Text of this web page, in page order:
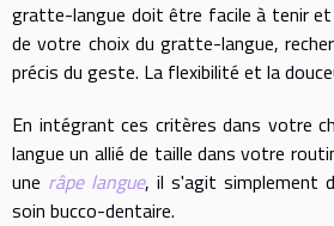
gratte-langue doit être facile à tenir
de votre choix du gratte-langue,
précis du geste. La flexibilité et la
En intégrant ces critères dans votre
langue un allié de taille dans votre
une râpe langue, il s'agit simplement
soin bucco-dentaire.